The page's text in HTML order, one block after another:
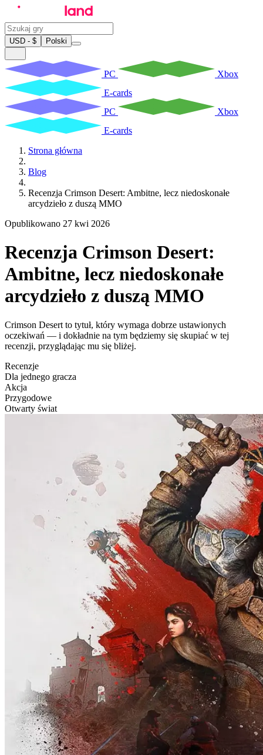
USD - $ Polski
PC
Xbox
E-cards
PC
Xbox
E-cards
Strona główna
Blog
Recenzja Crimson Desert: Ambitne, lecz niedoskonałe
arcydzieło z duszą MMO
Opublikowano 27 kwi 2026
Recenzja Crimson Desert:
Ambitne, lecz niedoskonałe
arcydzieło z duszą MMO
Crimson Desert to tytuł, który wymaga dobrze ustawionych
oczekiwań — i dokładnie na tym będziemy się skupiać w tej
recenzji, przyglądając mu się bliżej.
Recenzje
Dla jednego gracza
Akcja
Przygodowe
Otwarty świat